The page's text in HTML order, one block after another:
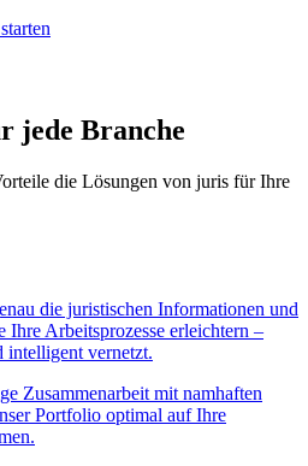
jede Branche
die Lösungen von juris für Ihre
die juristischen Informationen und
Ihre Arbeitsprozesse erleichtern –
intelligent vernetzt.
Zusammenarbeit mit namhaften
Portfolio optimal auf Ihre